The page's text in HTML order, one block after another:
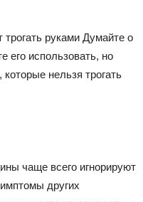
трогать руками Думайте о
его использовать, но
нельзя трогать
чаще всего игнорируют
других